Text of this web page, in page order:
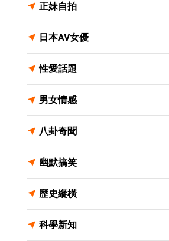
正妹自拍
日本AV女優
性愛話題
男女情感
八卦奇聞
幽默搞笑
歷史縱橫
科學新知